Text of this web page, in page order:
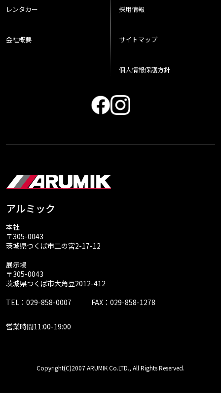
アルミック
本社
〒305-0043
茨城県つくば市二の宮2-17-12
展示場
〒305-0043
茨城県つくば市大角豆2012-412
TEL：029-858-0007
FAX：029-858-1278
営業時間11:00-19:00
レンタカー
会社概要
採用情報
サイトマップ
個人情報保護方針
Copyright(C)2007 ARUMIK Co.LTD., All Rights Reserved.